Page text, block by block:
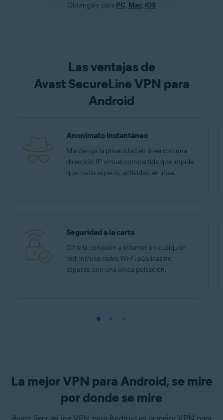
Obténgalo para PC, Mac, iOS
Las ventajas de
Avast SecureLine VPN para
Android
Anonimato instantáneo
Mantenga la privacidad en línea con una
dirección IP virtual compartida que impide
que nadie espíe su actividad en línea.
Seguridad a la carta
Cifre la conexión a Internet en cualquier
red, incluso redes Wi-Fi públicas no
seguras, con una única pulsación.
La mejor VPN para Android, se mire
por donde se mire